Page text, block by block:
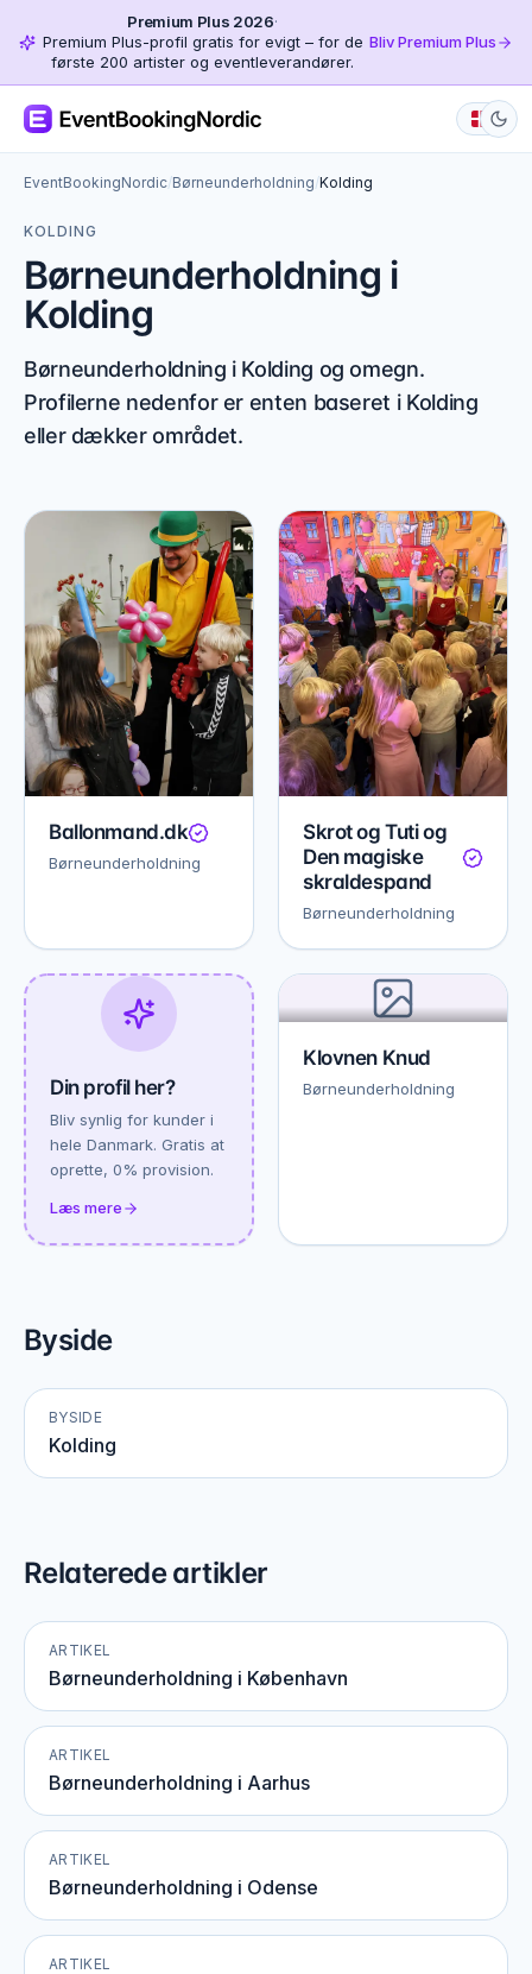
Premium Plus 2026·
Premium Plus-profil gratis for evigt – for de
første 200 artister og eventleverandører.
Bliv Premium Plus
EventBookingNordic/Børneunderholdning/Kolding
KOLDING
Børneunderholdning i
Kolding
Børneunderholdning i Kolding og omegn.
Profilerne nedenfor er enten baseret i Kolding
eller dækker området.
Ballonmand.dk
Børneunderholdning
Skrot og Tuti og
Den magiske
skraldespand
Børneunderholdning
Din profil her?
Bliv synlig for kunder i
hele Danmark. Gratis at
oprette, 0% provision.
Læs mere
Klovnen Knud
Børneunderholdning
Byside
BYSIDE
Kolding
Relaterede artikler
ARTIKEL
Børneunderholdning i København
ARTIKEL
Børneunderholdning i Aarhus
ARTIKEL
Børneunderholdning i Odense
ARTIKEL